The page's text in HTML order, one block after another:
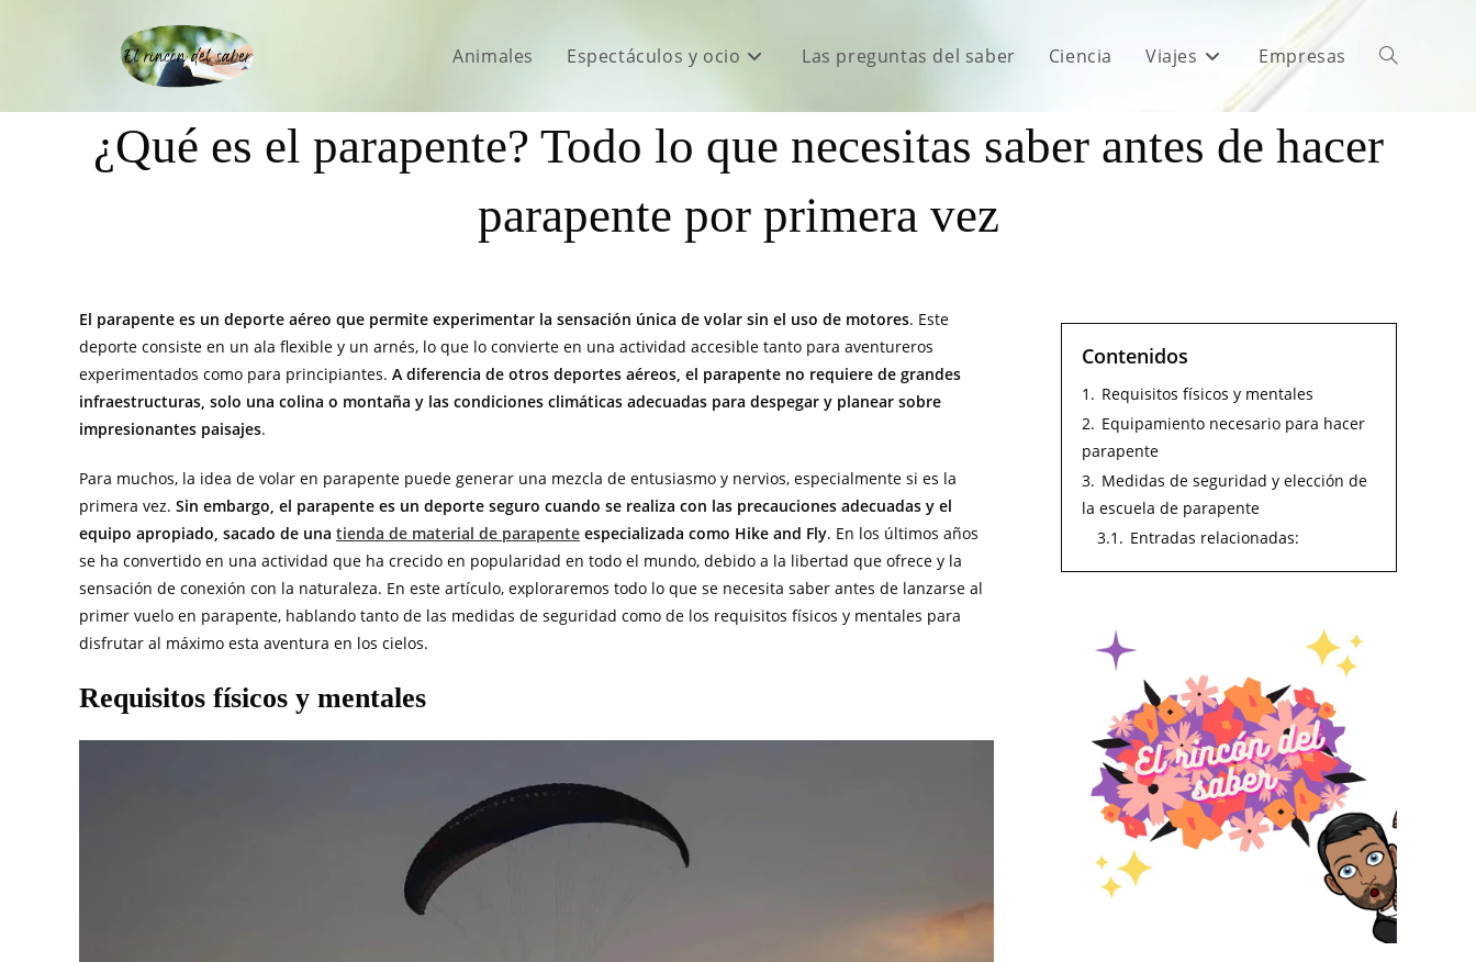
Animales Espectáculos y ocio Las preguntas del saber Ciencia Viajes Empresas
¿Qué es el parapente? Todo lo que necesitas saber antes de hacer
parapente por primera vez
El parapente es un deporte aéreo que permite experimentar la sensación única de volar sin el uso de motores. Este
deporte consiste en un ala flexible y un arnés, lo que lo convierte en una actividad accesible tanto para aventureros
experimentados como para principiantes. A diferencia de otros deportes aéreos, el parapente no requiere de grandes
infraestructuras, solo una colina o montaña y las condiciones climáticas adecuadas para despegar y planear sobre
impresionantes paisajes.
Para muchos, la idea de volar en parapente puede generar una mezcla de entusiasmo y nervios, especialmente si es la
primera vez. Sin embargo, el parapente es un deporte seguro cuando se realiza con las precauciones adecuadas y el
equipo apropiado, sacado de una tienda de material de parapente especializada como Hike and Fly. En los últimos años
se ha convertido en una actividad que ha crecido en popularidad en todo el mundo, debido a la libertad que ofrece y la
sensación de conexión con la naturaleza. En este artículo, exploraremos todo lo que se necesita saber antes de lanzarse al
primer vuelo en parapente, hablando tanto de las medidas de seguridad como de los requisitos físicos y mentales para
disfrutar al máximo esta aventura en los cielos.
Requisitos físicos y mentales
Contenidos
1. Requisitos físicos y mentales
2. Equipamiento necesario para hacer
parapente
3. Medidas de seguridad y elección de
la escuela de parapente
3.1. Entradas relacionadas: